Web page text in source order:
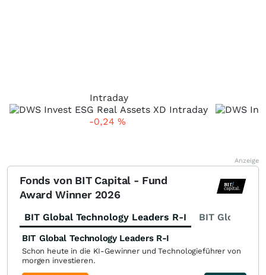
Intraday
-0,24 %
Anzeige
Fonds von BIT Capital - Fund
Award Winner 2026
BIT Global Technology Leaders R-I BIT Global
BIT Global Technology Leaders R-I
Schon heute in die KI-Gewinner und Technologieführer von
morgen investieren.